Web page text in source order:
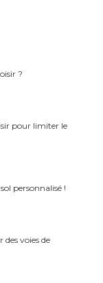
?
pour limiter le
personnalisé !
voies de